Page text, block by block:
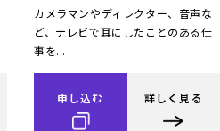
カメラマンやディレクター、音声な
ど、テレビで耳にしたことのある仕
事を...
申し込む 詳しく見る